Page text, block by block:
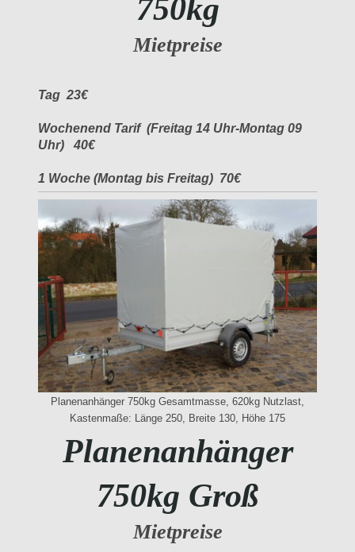
750kg
Mietpreise
Tag 23€
Wochenend Tarif (Freitag 14 Uhr-Montag 09
Uhr) 40€
1 Woche (Montag bis Freitag) 70€
Planenanhänger 750kg Gesamtmasse, 620kg Nutzlast,
Kastenmaße: Länge 250, Breite 130, Höhe 175
Planenanhänger
750kg Groß
Mietpreise